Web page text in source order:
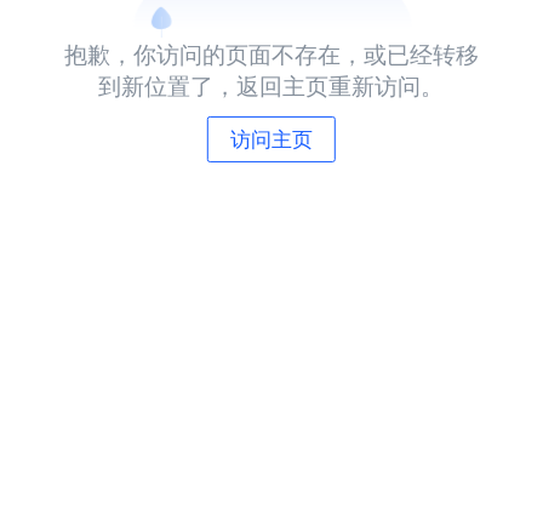
抱歉，你访问的页面不存在，或已经转移
到新位置了，返回主页重新访问。
访问主页